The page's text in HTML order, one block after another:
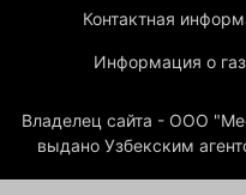
Контактная
Информация о
Владелец сайта - ООО
выдано Узбекским